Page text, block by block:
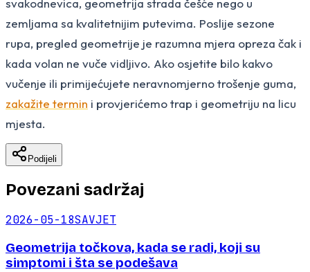
zemljama sa kvalitetnijim putevima. Poslije sezone
rupa, pregled geometrije je razumna mjera opreza čak i
kada volan ne vuče vidljivo. Ako osjetite bilo kakvo
vučenje ili primijećujete neravnomjerno trošenje guma,
zakažite termin i provjerićemo trap i geometriju na licu
mjesta.
Podijeli
Povezani sadržaj
2026-05-18SAVJET
Geometrija točkova, kada se radi, koji su
simptomi i šta se podešava